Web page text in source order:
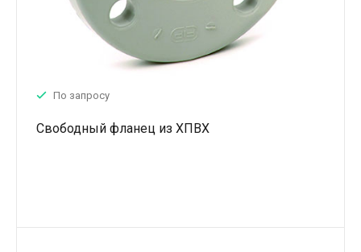
По запросу
Свободный фланец из ХПВХ